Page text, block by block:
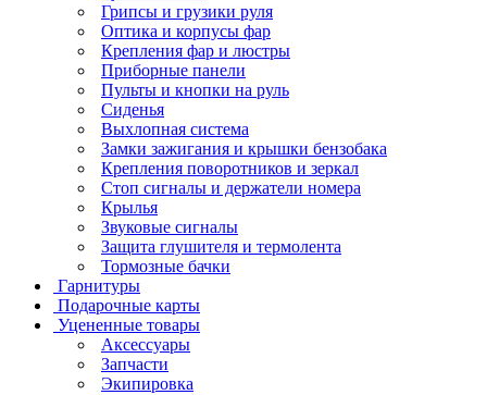
Грипсы и грузики руля
Оптика и корпусы фар
Крепления фар и люстры
Приборные панели
Пульты и кнопки на руль
Сиденья
Выхлопная система
Замки зажигания и крышки бензобака
Крепления поворотников и зеркал
Стоп сигналы и держатели номера
Крылья
Звуковые сигналы
Защита глушителя и термолента
Тормозные бачки
Гарнитуры
Подарочные карты
Уцененные товары
Аксессуары
Запчасти
Экипировка